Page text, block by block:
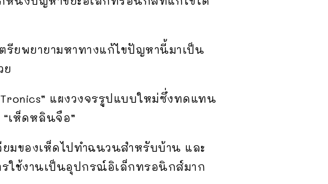
ยพยายามหาทางแก้ไขปัญหานี้มาเป็น
ย
แผงวงจรรูปแบบใหม่ซึ่งทดแทน
เห็ดหลินจือ”
มของเห็ดไปทำฉนวนสำหรับบ้าน และ
ใช้งานเป็นอุปกรณ์อิเล็กทรอนิกส์มาก